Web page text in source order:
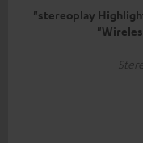
"stereoplay